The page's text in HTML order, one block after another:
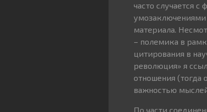
часто случается
умозаключениями
материала.
– полемика в
цитирования в
революция» я
отношения (тогда
важностью
По части